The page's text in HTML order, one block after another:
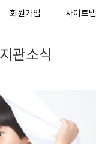
회원가입 사이트맵
관소식